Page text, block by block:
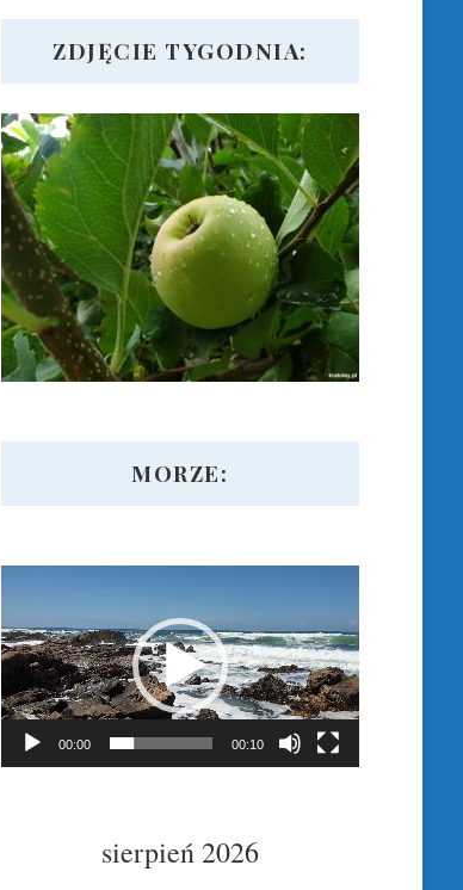
ZDJĘCIE TYGODNIA:
MORZE:
Odtwarzacz
video
00:00 00:10
sierpień 2026